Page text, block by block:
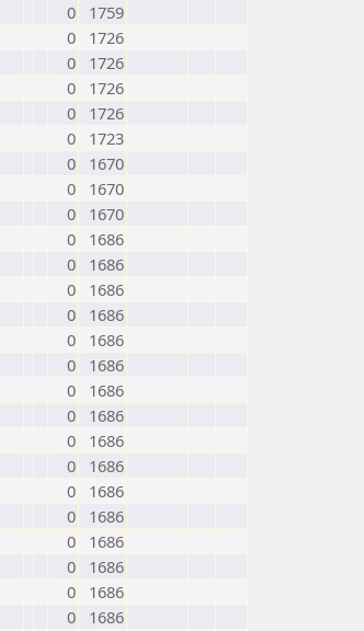
0
1759
0
1726
0
1726
0
1726
0
1726
0
1723
0
1670
0
1670
0
1670
0
1686
0
1686
0
1686
0
1686
0
1686
0
1686
0
1686
0
1686
0
1686
0
1686
0
1686
0
1686
0
1686
0
1686
0
1686
0
1686